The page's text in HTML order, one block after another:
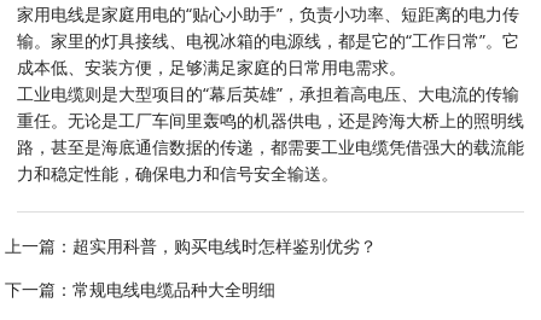
家用电线是家庭用电的“贴心小助手”，负责小功率、短距离的电力传
输。家里的灯具接线、电视冰箱的电源线，都是它的“工作日常”。它
成本低、安装方便，足够满足家庭的日常用电需求。
工业电缆则是大型项目的“幕后英雄”，承担着高电压、大电流的传输
重任。无论是工厂车间里轰鸣的机器供电，还是跨海大桥上的照明线
路，甚至是海底通信数据的传递，都需要工业电缆凭借强大的载流能
力和稳定性能，确保电力和信号安全输送。
上一篇： 超实用科普，购买电线时怎样鉴别优劣？
下一篇： 常规电线电缆品种大全明细